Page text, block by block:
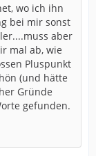
wo ich ihn
bei mir sonst
aber
mal ab, wie
Pluspunkt
(und hätte
Gründe
gefunden.